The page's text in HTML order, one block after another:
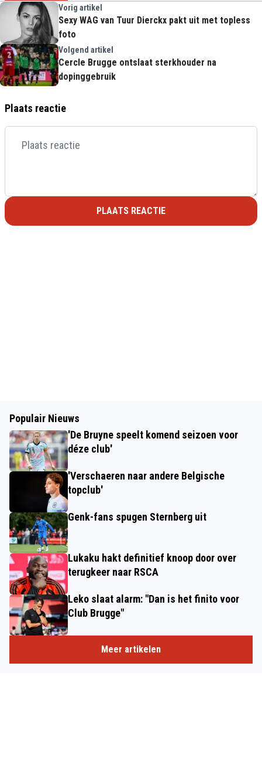
Vorig artikel
Sexy WAG van Tuur Dierckx pakt uit met topless
foto
Volgend artikel
Cercle Brugge ontslaat sterkhouder na
dopinggebruik
Plaats reactie
PLAATS REACTIE
Populair Nieuws
'De Bruyne speelt komend seizoen voor
déze club'
'Verschaeren naar andere Belgische
topclub'
Genk-fans spugen Sternberg uit
Lukaku hakt definitief knoop door over
terugkeer naar RSCA
Leko slaat alarm: "Dan is het finito voor
Club Brugge"
Meer artikelen